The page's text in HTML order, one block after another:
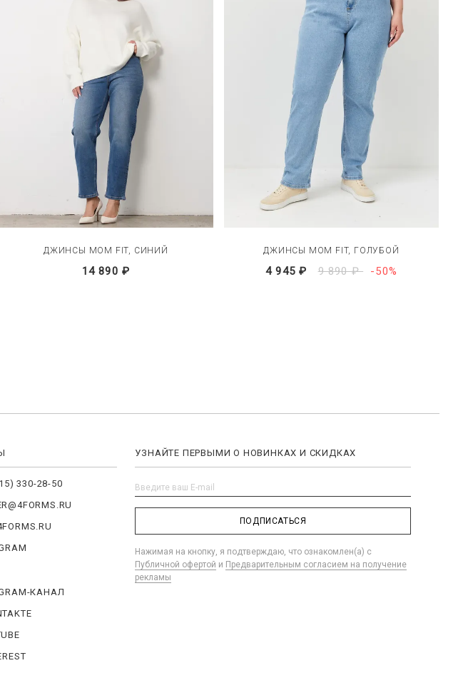
ДЖИНСЫ MOM FIT, СИНИЙ
14 890 ₽
ДЖИНСЫ MOM FIT, ГОЛУБОЙ
4 945 ₽ 9 890 ₽ -50%
330-28-50
КАНАЛ
УЗНАЙТЕ ПЕРВЫМИ О НОВИНКАХ И СКИДКАХ
ПОДПИСАТЬСЯ
Нажимая на кнопку, я подтверждаю, что ознакомлен(а) с
Публичной офертой и Предварительным согласием на получение
рекламы